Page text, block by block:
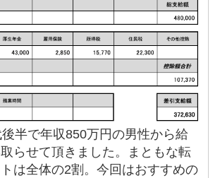
半で年収850万円の男性から給
らせて頂きました。まともな転
は全体の2割。今回はおすすめの